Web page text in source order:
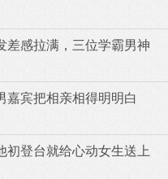
感拉满，三位学霸男神
宾把相亲相得明明白
登台就给心动女生送上